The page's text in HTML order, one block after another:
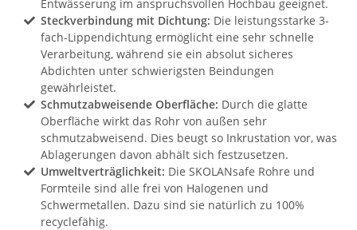
Entwässerung im anspruchsvollen Hochbau geeignet.
Steckverbindung mit Dichtung: Die leistungsstarke 3-
fach-Lippendichtung ermöglicht eine sehr schnelle
Verarbeitung, während sie ein absolut sicheres
Abdichten unter schwierigsten Beindungen
gewährleistet.
Schmutzabweisende Oberfläche: Durch die glatte
Oberfläche wirkt das Rohr von außen sehr
schmutzabweisend. Dies beugt so Inkrustation vor, was
Ablagerungen davon abhält sich festzusetzen.
Umweltverträglichkeit: Die SKOLANsafe Rohre und
Formteile sind alle frei von Halogenen und
Schwermetallen. Dazu sind sie natürlich zu 100%
recyclefähig.